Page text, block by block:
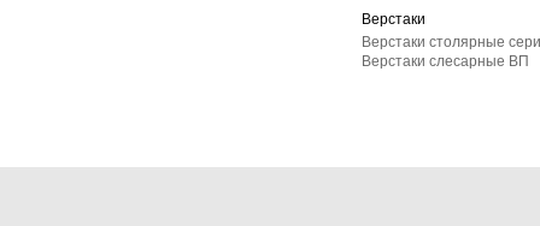
Верстаки
Верстаки столярные
Верстаки слесарные ВП